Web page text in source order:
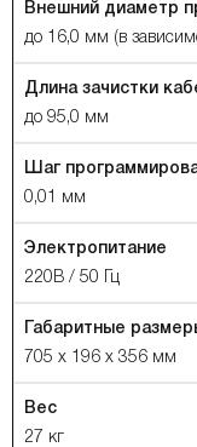
Внешний диаметр
до 16,0 мм (в
Длина зачистки
до 95,0 мм
Шаг
0,01 мм
Электропитание
220В / 50 Гц
Габаритные
705 х 196 х 356 мм
Вес
27 кг